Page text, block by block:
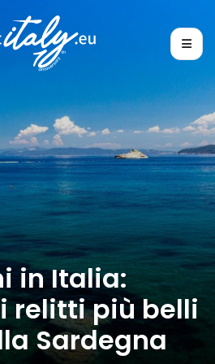
in Italia:
relitti più belli
Sardegna